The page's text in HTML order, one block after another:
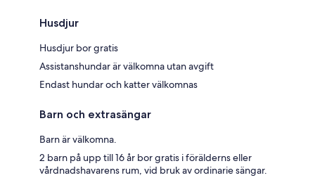
Husdjur
Husdjur bor gratis
Assistanshundar är välkomna utan avgift
Endast hundar och katter välkomnas
Barn och extrasängar
Barn är välkomna.
2 barn på upp till 16 år bor gratis i förälderns eller
vårdnadshavarens rum, vid bruk av ordinarie sängar.